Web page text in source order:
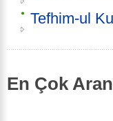
Tefhim-ul
En Çok